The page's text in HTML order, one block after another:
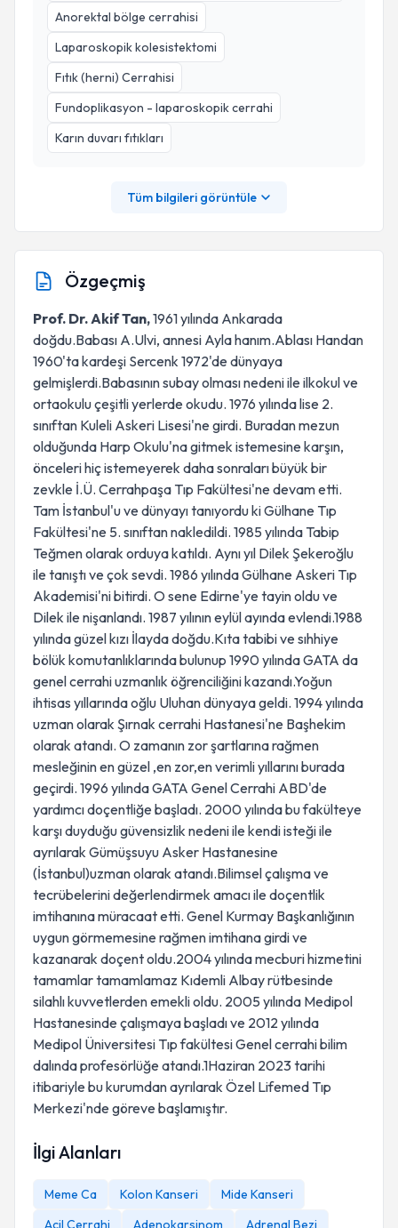
Anorektal bölge cerrahisi
Laparoskopik kolesistektomi
Fıtık (herni) Cerrahisi
Fundoplikasyon - laparoskopik cerrahi
Karın duvarı fıtıkları
Tüm bilgileri görüntüle
Özgeçmiş
Prof. Dr. Akif Tan,1961 yılında Ankarada
doğdu.Babası A.Ulvi, annesi Ayla hanım.Ablası Handan
1960'ta kardeşi Sercenk 1972'de dünyaya
gelmişlerdi.Babasının subay olması nedeni ile ilkokul ve
ortaokulu çeşitli yerlerde okudu. 1976 yılında lise 2.
sınıftan Kuleli Askeri Lisesi'ne girdi. Buradan mezun
olduğunda Harp Okulu'na gitmek istemesine karşın,
önceleri hiç istemeyerek daha sonraları büyük bir
zevkle İ.Ü. Cerrahpaşa Tıp Fakültesi'ne devam etti.
Tam İstanbul'u ve dünyayı tanıyordu ki Gülhane Tıp
Fakültesi'ne 5. sınıftan nakledildi. 1985 yılında Tabip
Teğmen olarak orduya katıldı. Aynı yıl Dilek Şekeroğlu
ile tanıştı ve çok sevdi. 1986 yılında Gülhane Askeri Tıp
Akademisi'ni bitirdi. O sene Edirne'ye tayin oldu ve
Dilek ile nişanlandı. 1987 yılının eylül ayında evlendi.1988
yılında güzel kızı İlayda doğdu.Kıta tabibi ve sıhhiye
bölük komutanlıklarında bulunup 1990 yılında GATA da
genel cerrahi uzmanlık öğrenciliğini kazandı.Yoğun
ihtisas yıllarında oğlu Uluhan dünyaya geldi. 1994 yılında
uzman olarak Şırnak cerrahi Hastanesi'ne Başhekim
olarak atandı. O zamanın zor şartlarına rağmen
mesleğinin en güzel ,en zor,en verimli yıllarını burada
geçirdi. 1996 yılında GATA Genel Cerrahi ABD'de
yardımcı doçentliğe başladı. 2000 yılında bu fakülteye
karşı duyduğu güvensizlik nedeni ile kendi isteği ile
ayrılarak Gümüşsuyu Asker Hastanesine
(İstanbul)uzman olarak atandı.Bilimsel çalışma ve
tecrübelerini değerlendirmek amacı ile doçentlik
imtihanına müracaat etti. Genel Kurmay Başkanlığının
uygun görmemesine rağmen imtihana girdi ve
kazanarak doçent oldu.2004 yılında mecburi hizmetini
tamamlar tamamlamaz Kıdemli Albay rütbesinde
silahlı kuvvetlerden emekli oldu. 2005 yılında Medipol
Hastanesinde çalışmaya başladı ve 2012 yılında
Medipol Üniversitesi Tıp fakültesi Genel cerrahi bilim
dalında profesörlüğe atandı.1Haziran 2023 tarihi
itibariyle bu kurumdan ayrılarak Özel Lifemed Tıp
Merkezi'nde göreve başlamıştır.
İlgi Alanları
Meme Ca Kolon Kanseri
Mide Kanseri
Acil Cerrahi
Adenokarsinom Adrenal Bezi